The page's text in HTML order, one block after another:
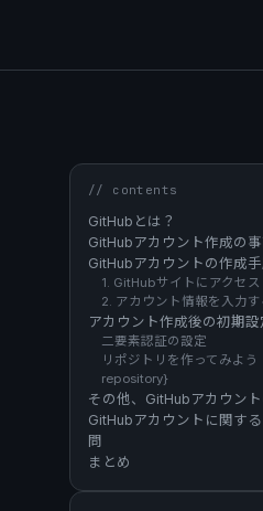
// contents
GitHubとは？
GitHubアカウント作成の
GitHubアカウントの作成
1. GitHubサイトにアクセス
2. アカウント情報を入力す
アカウント作成後の初期設
二要素認証の設定
リポジトリを作ってみよ
repository}
その他、GitHubアカウン
GitHubアカウントに関す
問
まとめ